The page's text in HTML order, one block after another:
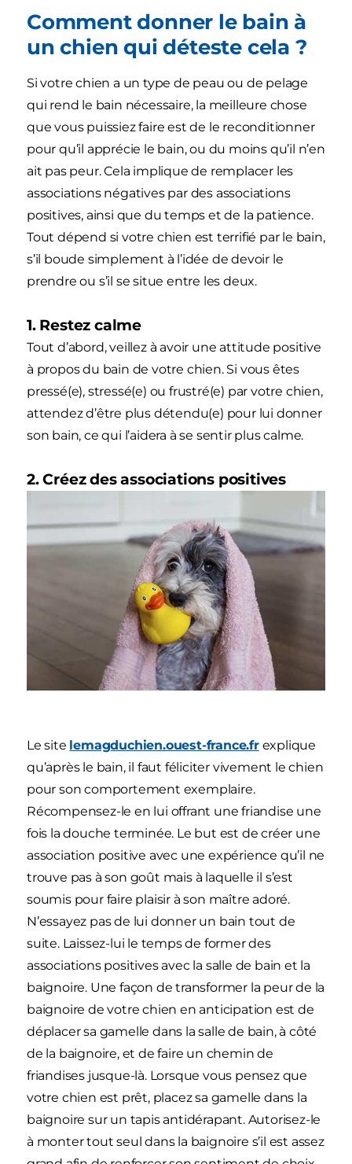
Comment donner le bain à
un chien qui déteste cela ?
Si votre chien a un type de peau ou de pelage
qui rend le bain nécessaire, la meilleure chose
que vous puissiez faire est de le reconditionner
pour qu’il apprécie le bain, ou du moins qu’il n’en
ait pas peur. Cela implique de remplacer les
associations négatives par des associations
positives, ainsi que du temps et de la patience.
Tout dépend si votre chien est terrifié par le bain,
s’il boude simplement à l’idée de devoir le
prendre ou s’il se situe entre les deux.
1. Restez calme
Tout d’abord, veillez à avoir une attitude positive
à propos du bain de votre chien. Si vous êtes
pressé(e), stressé(e) ou frustré(e) par votre chien,
attendez d’être plus détendu(e) pour lui donner
son bain, ce qui l’aidera à se sentir plus calme.
2. Créez des associations positives
Le site lemagduchien.ouest-france.frexplique
qu’après le bain, il faut féliciter vivement le chien
pour son comportement exemplaire.
Récompensez-le en lui offrant une friandise une
fois la douche terminée. Le but est de créer une
association positive avec une expérience qu’il ne
trouve pas à son goût mais à laquelle il s’est
soumis pour faire plaisir à son maître adoré.
N’essayez pas de lui donner un bain tout de
suite. Laissez-lui le temps de former des
associations positives avec la salle de bain et la
baignoire. Une façon de transformer la peur de la
baignoire de votre chien en anticipation est de
déplacer sa gamelle dans la salle de bain, à côté
de la baignoire, et de faire un chemin de
friandises jusque-là. Lorsque vous pensez que
votre chien est prêt, placez sa gamelle dans la
baignoire sur un tapis antidérapant. Autorisez-le
à monter tout seul dans la baignoire s’il est assez